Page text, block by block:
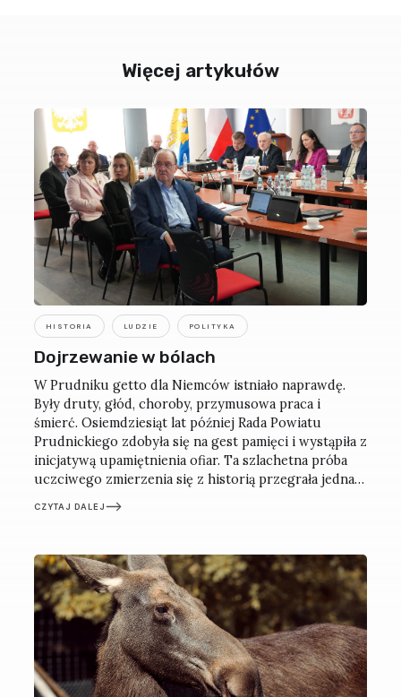
Więcej artykułów
HISTORIA LUDZIE POLITYKA
Dojrzewanie w bólach
W Prudniku getto dla Niemców istniało naprawdę.
Były druty, głód, choroby, przymusowa praca i
śmierć. Osiemdziesiąt lat później Rada Powiatu
Prudnickiego zdobyła się na gest pamięci i wystąpiła z
inicjatywą upamiętnienia ofiar. Ta szlachetna próba
uczciwego zmierzenia się z historią przegrała jednak
z lokalną zaściankowością.
CZYTAJ DALEJ